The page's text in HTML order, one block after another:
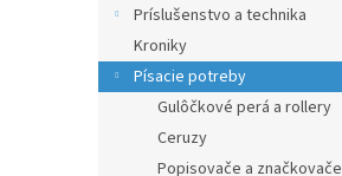
Príslušenstvo a technika
Kroniky
Písacie potreby
Gulôčkové perá a rollery
Ceruzy
Popisovače a značkovače